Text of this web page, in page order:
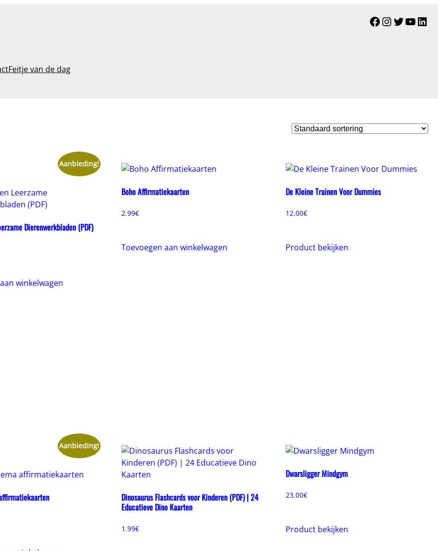
Facebook
Instagram
Twitter
Feitje van de dag
Aanbieding!
Dierenwerkbladen (PDF)
winkelwagen
Boho Affirmatiekaarten
2.99€
Toevoegen aan winkelwagen
De Kleine Trainen Voor Dummies
12.00€
Product bekijken
Aanbieding!
Dinosaurus Flashcards voor Kinderen (PDF) | 24
Educatieve Dino Kaarten
1.99€
Dwarsligger Mindgym
23.00€
Product bekijken